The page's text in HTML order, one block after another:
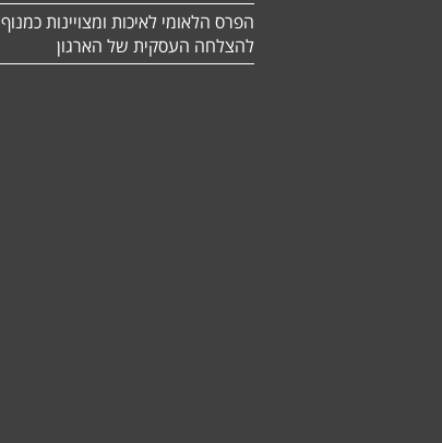
הפרס הלאומי לאיכות ומצויינות כמנוף
להצלחה העסקית של הארגון